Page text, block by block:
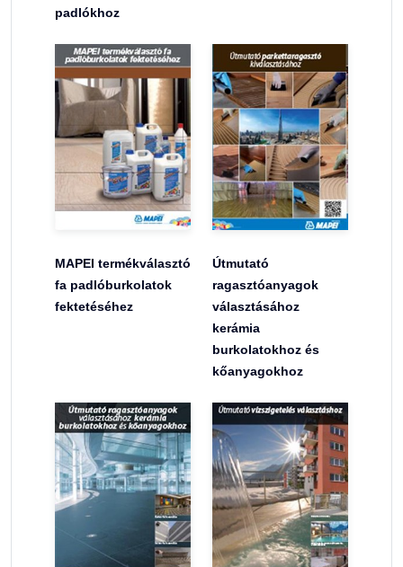
padlókhoz
MAPEI termékválasztó
fa padlóburkolatok
fektetéséhez
Útmutató
ragasztóanyagok
választásához
kerámia
burkolatokhoz és
kőanyagokhoz